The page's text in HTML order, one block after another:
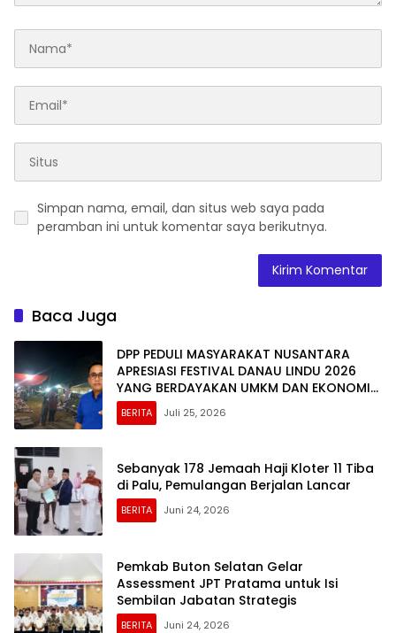
Simpan nama, email, dan situs web saya pada
peramban ini untuk komentar saya berikutnya.
Baca Juga
DPP PEDULI MASYARAKAT NUSANTARA
APRESIASI FESTIVAL DANAU LINDU 2026
YANG BERDAYAKAN UMKM DAN EKONOMI
KERAKYATAN
BERITA Juli 25, 2026
Sebanyak 178 Jemaah Haji Kloter 11 Tiba
di Palu, Pemulangan Berjalan Lancar
BERITA Juni 24, 2026
Pemkab Buton Selatan Gelar
Assessment JPT Pratama untuk Isi
Sembilan Jabatan Strategis
BERITA Juni 24, 2026